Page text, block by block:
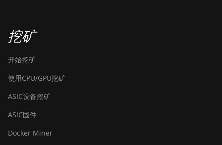
挖矿
开始挖矿
使用CPU/GPU挖矿
ASIC设备挖矿
ASIC固件
Docker Miner